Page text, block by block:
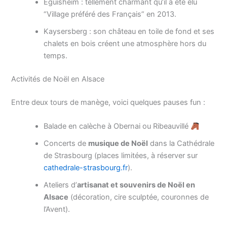
Eguisheim : tellement charmant qu’il a été élu
“Village préféré des Français” en 2013.
Kaysersberg : son château en toile de fond et ses
chalets en bois créent une atmosphère hors du
temps.
Activités de Noël en Alsace
Entre deux tours de manège, voici quelques pauses fun :
Balade en calèche à Obernai ou Ribeauvillé
Concerts de musique de Noël dans la Cathédrale
de Strasbourg (places limitées, à réserver sur
cathedrale-strasbourg.fr).
Ateliers d’artisanat et souvenirs de Noël en
Alsace (décoration, cire sculptée, couronnes de
l’Avent).